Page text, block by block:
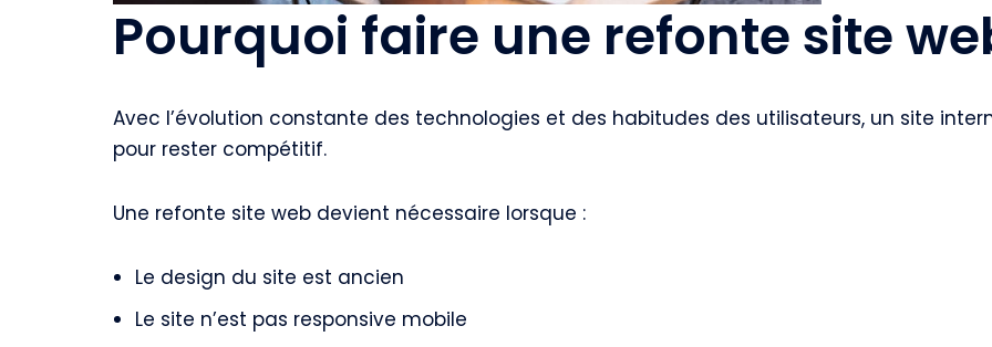
Pourquoi faire une refonte site
Avec l’évolution constante des technologies et des habitudes des utilisateurs, un site
pour rester compétitif.
Une refonte site web devient nécessaire lorsque :
Le design du site est ancien
Le site n’est pas responsive mobile